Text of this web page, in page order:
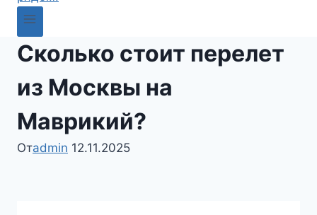
Сколько стоит перелет
из Москвы на
Маврикий?
Отadmin 12.11.2025